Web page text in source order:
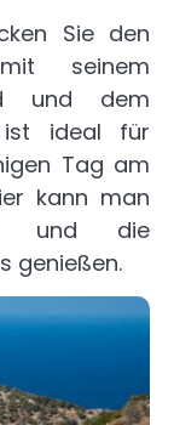
Sie den
seinem
und dem
ist ideal für
Tag am
kann man
und die
genießen.